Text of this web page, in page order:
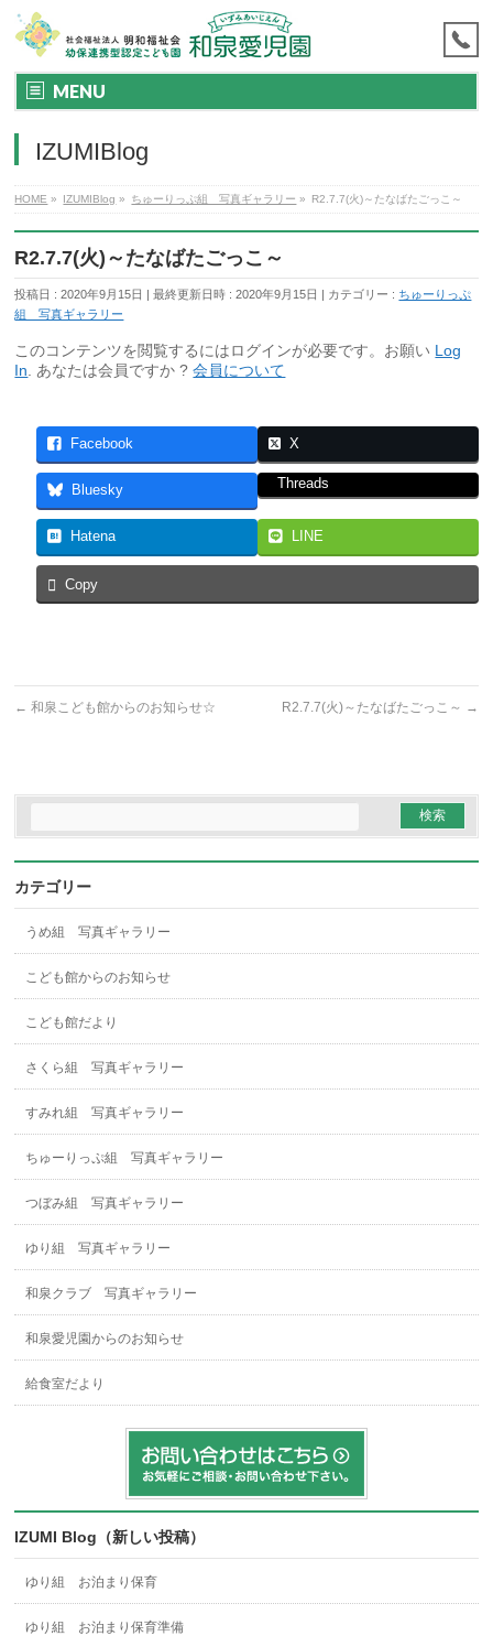
MENU
IZUMIBlog
HOME » IZUMIBlog » ちゅーりっぷ組 写真ギャラリー » R2.7.7(火)～たなばたごっこ～
R2.7.7(火)～たなばたごっこ～
投稿日 : 2020年9月15日 最終更新日時 : 2020年9月15日 カテゴリー : ちゅーりっぷ
組 写真ギャラリー
このコンテンツを閲覧するにはログインが必要です。お願い Log
In . あなたは会員ですか ?会員について
Facebook X
Bluesky Threads
Hatena LINE
Copy
← 和泉こども館からのお知らせ☆ R2.7.7(火)～たなばたごっこ～ →
カテゴリー
うめ組 写真ギャラリー
こども館からのお知らせ
こども館だより
さくら組 写真ギャラリー
すみれ組 写真ギャラリー
ちゅーりっぷ組 写真ギャラリー
つぼみ組 写真ギャラリー
ゆり組 写真ギャラリー
和泉クラブ 写真ギャラリー
和泉愛児園からのお知らせ
給食室だより
IZUMI Blog（新しい投稿）
ゆり組 お泊まり保育
ゆり組 お泊まり保育準備